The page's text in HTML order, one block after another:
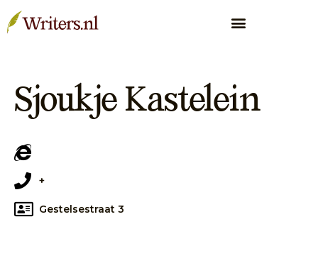
Sjoukje Kastelein
+
Gestelsestraat 3